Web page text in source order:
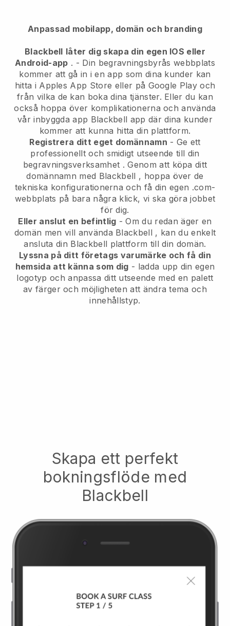
Anpassad mobilapp, domän och branding
Blackbell låter dig skapa din egen IOS eller
Android-app . - Din begravningsbyrås webbplats
kommer att gå in i en app som dina kunder kan
hitta i Apples App Store eller på Google Play och
från vilka de kan boka dina tjänster. Eller du kan
också hoppa över komplikationerna och använda
vår inbyggda app Blackbell app där dina kunder
kommer att kunna hitta din plattform.
Registrera ditt eget domännamn - Ge ett
professionellt och smidigt utseende till din
begravningsverksamhet . Genom att köpa ditt
domännamn med Blackbell , hoppa över de
tekniska konfigurationerna och få din egen .com-
webbplats på bara några klick, vi ska göra jobbet
för dig.
Eller anslut en befintlig - Om du redan äger en
domän men vill använda Blackbell , kan du enkelt
ansluta din Blackbell plattform till din domän.
Lyssna på ditt företags varumärke och få din
hemsida att känna som dig - ladda upp din egen
logotyp och anpassa ditt utseende med en palett
av färger och möjligheten att ändra tema och
innehållstyp.
Skapa ett perfekt
bokningsflöde med
Blackbell